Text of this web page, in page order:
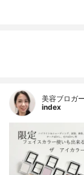
美容ブロガ
index